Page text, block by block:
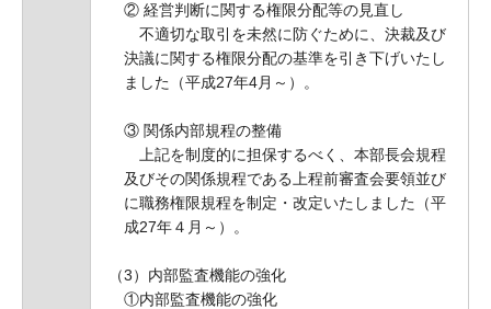
② 経営判断に関する権限分配等の見直し
不適切な取引を未然に防ぐために、決裁及び
決議に関する権限分配の基準を引き下げいたし
ました（平成27年4月～）。
③ 関係内部規程の整備
上記を制度的に担保するべく、本部長会規程
及びその関係規程である上程前審査会要領並び
に職務権限規程を制定・改定いたしました（平
成27年４月～）。
（3）内部監査機能の強化
①内部監査機能の強化